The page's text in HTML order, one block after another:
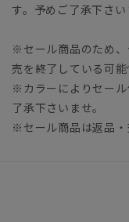
す。予めご了承下さい
※セール商品のため
売を終了している可能
※カラーによりセー
了承下さいませ。
※セール商品は返品・